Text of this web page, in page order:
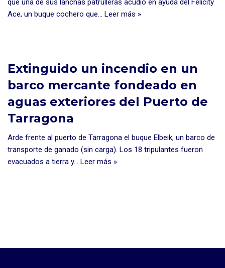
que una de sus lanchas patrulleras acudió en ayuda del Felicity
Ace, un buque cochero que… Leer más »
Extinguido un incendio en un
barco mercante fondeado en
aguas exteriores del Puerto de
Tarragona
Arde frente al puerto de Tarragona el buque Elbeik, un barco de
transporte de ganado (sin carga). Los 18 tripulantes fueron
evacuados a tierra y… Leer más »